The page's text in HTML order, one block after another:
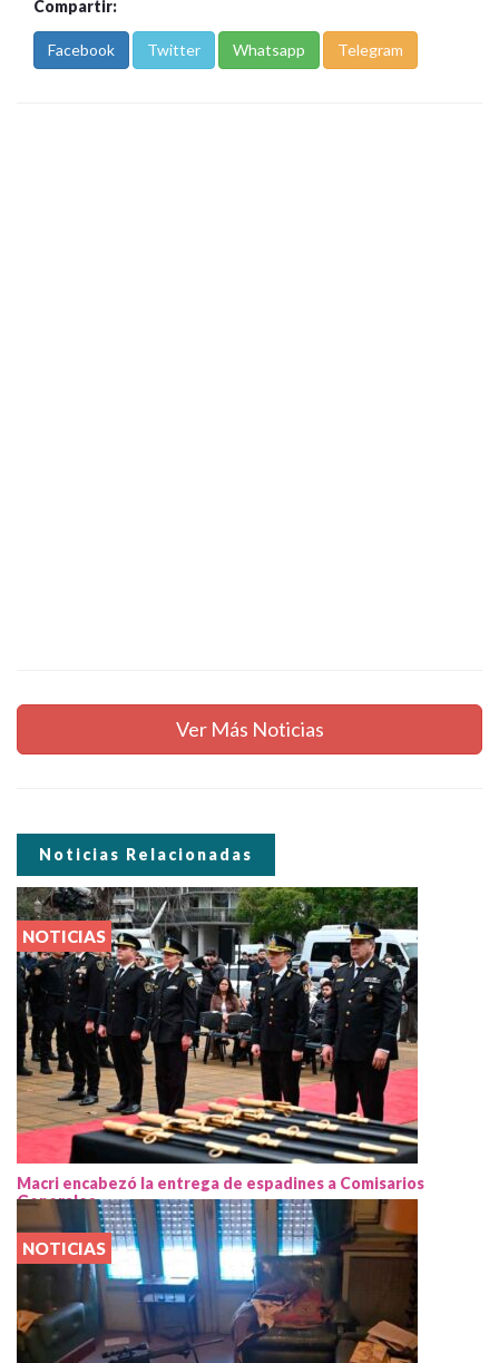
Compartir:
Facebook Twitter Whatsapp Telegram
Ver Más Noticias
Noticias Relacionadas
NOTICIAS
Macri encabezó la entrega de espadines a Comisarios
Generales
NOTICIAS